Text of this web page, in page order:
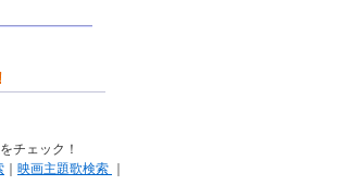
チェック！
映画主題歌検索